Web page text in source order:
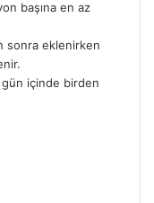
başına en az
sonra eklenirken
gün içinde birden